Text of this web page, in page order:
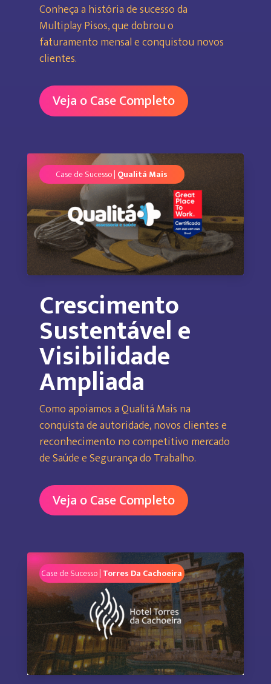
Conheça a história de sucesso da
Multiplay Pisos, que dobrou o
faturamento mensal e conquistou novos
clientes.
Veja o Case Completo
Case de Sucesso | Qualitá Mais
Crescimento
Sustentável e
Visibilidade
Ampliada
Como apoiamos a Qualitá Mais na
conquista de autoridade, novos clientes e
reconhecimento no competitivo mercado
de Saúde e Segurança do Trabalho.
Veja o Case Completo
Case de Sucesso | Torres Da Cachoeira